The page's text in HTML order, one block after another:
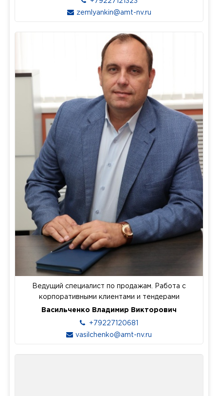
zemlyankin@amt-nv.ru
Ведущий специалист по продажам. Работа с
корпоративными клиентами и тендерами
Васильченко Владимир Викторович
+79227120681
vasilchenko@amt-nv.ru